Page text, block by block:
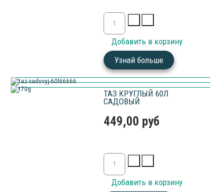
Узнай больше
ТАЗ КРУГЛЫЙ 60Л
САДОВЫЙ
449,00 руб